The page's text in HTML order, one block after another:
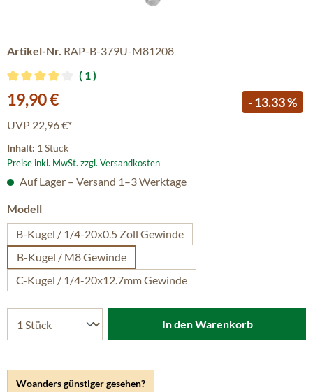
Artikel-Nr. RAP-B-379U-M81208
Durchschnittliche Bewertung von 4 von 5 Sternen
1
Verkaufspreis:
19,90 € - 13.33 %
UVP 22,96 €*
Inhalt: 1 Stück
Preise inkl. MwSt. zzgl. Versandkosten
Woanders günstiger gesehen?
Auf Lager – Versand 1–3 Werktage
Modellauswählen
B-Kugel / 1/4-20x0.5 Zoll Gewinde
B-Kugel / M8 Gewinde
C-Kugel / 1/4-20x12.7mm Gewinde
In den Warenkorb